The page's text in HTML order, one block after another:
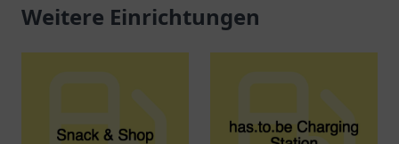
Weitere Einrichtungen